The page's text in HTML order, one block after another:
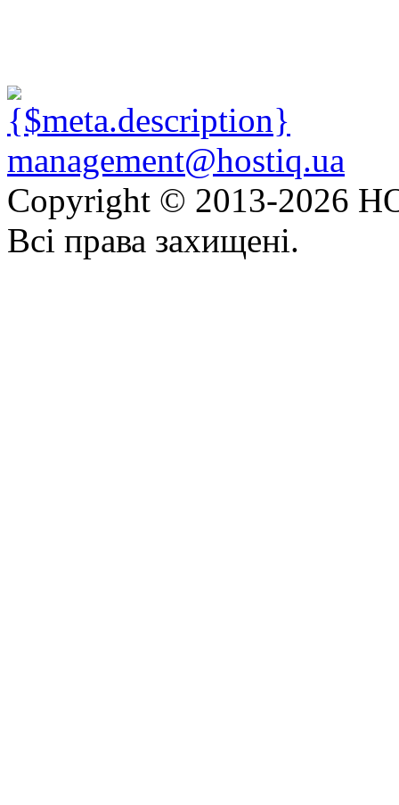
management@hostiq.ua
Copyright © 2013-2026
Всі права захищені.